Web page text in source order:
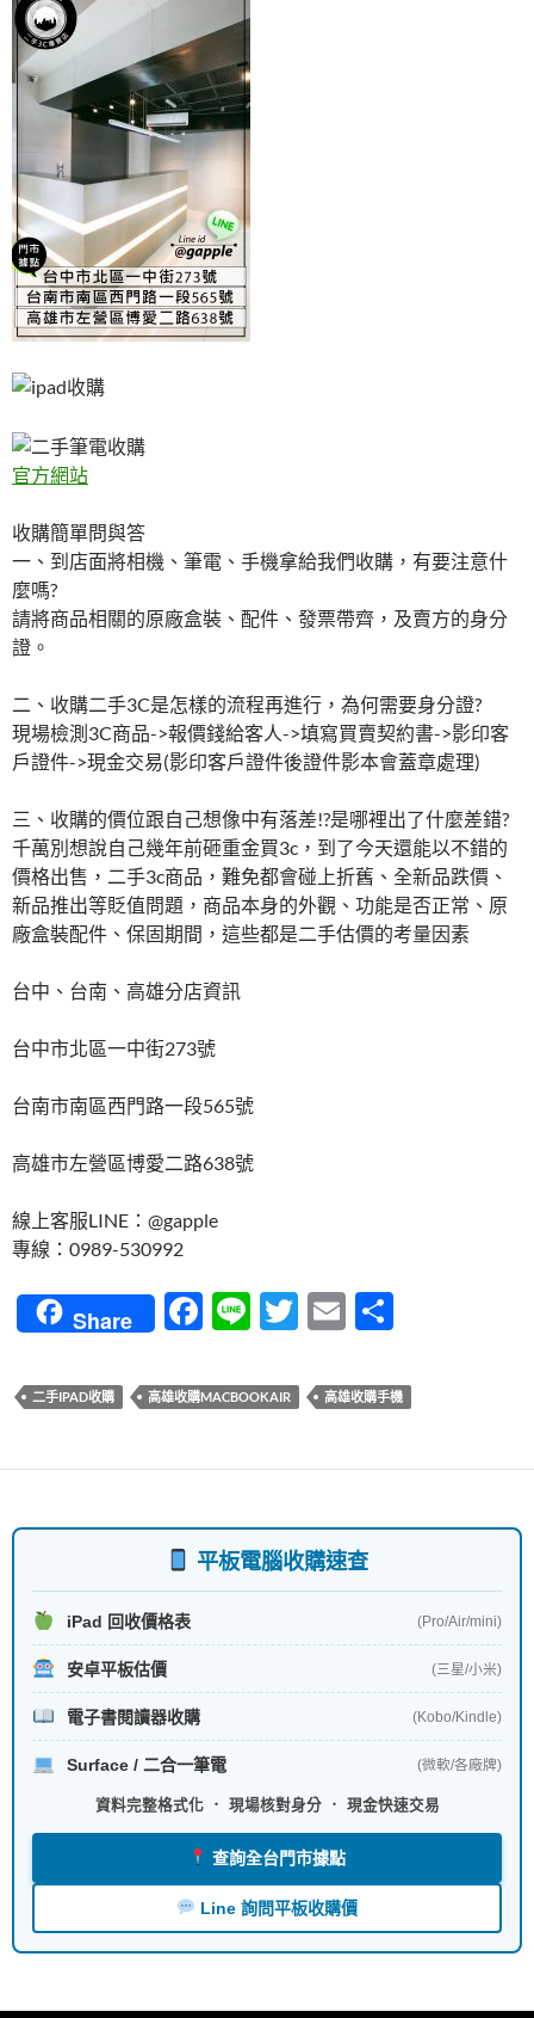
官方網站
收購簡單問與答
一、到店面將相機、筆電、手機拿給我們收購，有要注意什
麼嗎?
請將商品相關的原廠盒裝、配件、發票帶齊，及賣方的身分
證。
二、收購二手3C是怎樣的流程再進行，為何需要身分證?
現場檢測3C商品->報價錢給客人->填寫買賣契約書->影印客
戶證件->現金交易(影印客戶證件後證件影本會蓋章處理)
三、收購的價位跟自己想像中有落差!?是哪裡出了什麼差錯?
千萬別想說自己幾年前砸重金買3c，到了今天還能以不錯的
價格出售，二手3c商品，難免都會碰上折舊、全新品跌價、
新品推出等貶值問題，商品本身的外觀、功能是否正常、原
廠盒裝配件、保固期間，這些都是二手估價的考量因素
台中、台南、高雄分店資訊
台中市北區一中街273號
台南市南區西門路一段565號
高雄市左營區博愛二路638號
線上客服LINE：@gapple
專線：0989-530992
Share
F
e
b
o
k
Li
e
T
itt
er
E
ail
二手IPAD收購 高雄收購MACBOOKAIR 高雄收購手機
平板電腦收購速查
iPad 回收價格表 (Pro/Air/mini)
安卓平板估價 (三星/小米)
電子書閱讀器收購 (Kobo/Kindle)
Surface / 二合一筆電 (微軟/各廠牌)
資料完整格式化 ． 現場核對身分 ． 現金快速交易
查詢全台門市據點
Line 詢問平板收購價